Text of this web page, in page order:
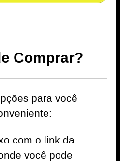
Comprar?
para você
com o link da
você pode